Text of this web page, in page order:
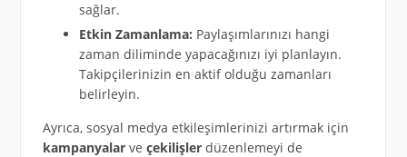
sağlar.
Etkin Zamanlama: Paylaşımlarınızı hangi
zaman diliminde yapacağınızı iyi planlayın.
Takipçilerinizin en aktif olduğu zamanları
belirleyin.
Ayrıca, sosyal medya etkileşimlerinizi artırmak için
kampanyalarve çekilişlerdüzenlemeyi de